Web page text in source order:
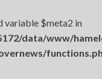
variable $meta2 in
data/www/